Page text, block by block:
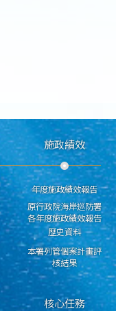
施政績效
年度施政績效報告
原行政院海岸巡防署
各年度施政績效報告
歷史資料
本署列管個案計畫評
核結果
核心任務